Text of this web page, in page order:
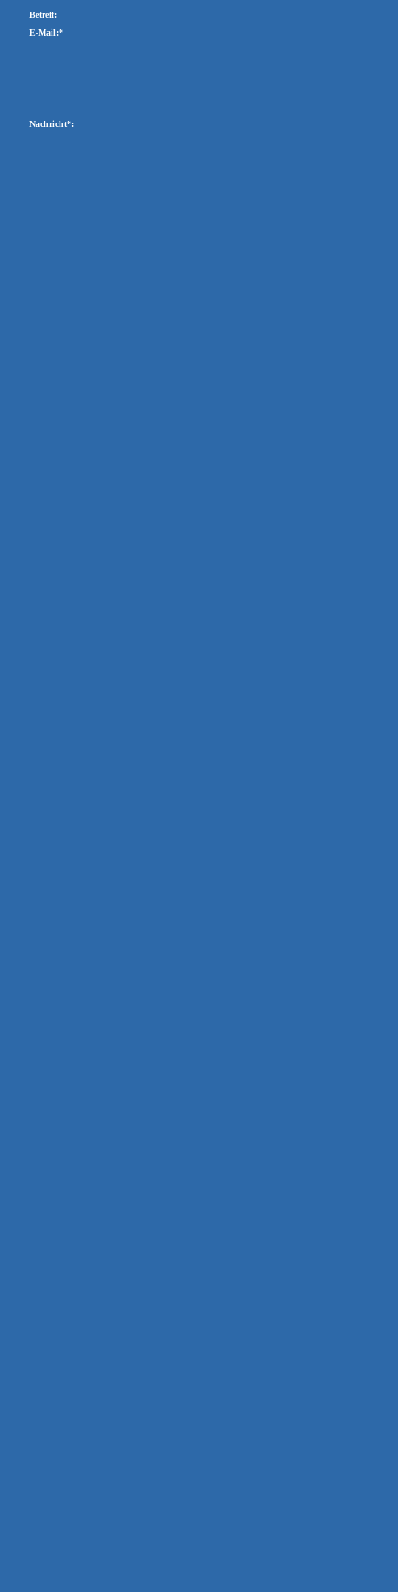
Betreff:
E-Mail:*
Nachricht*: